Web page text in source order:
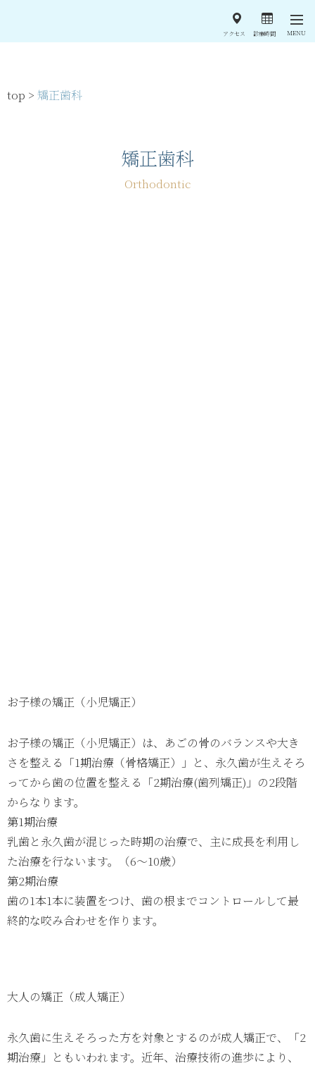
アクセス 診療時間 MENU
top > 矯正歯科
矯正歯科
Orthodontic
お子様の矯正（小児矯正）
お子様の矯正（小児矯正）は、あごの骨のバランスや大き
さを整える「1期治療（骨格矯正）」と、永久歯が生えそろ
ってから歯の位置を整える「2期治療(歯列矯正)」の2段階
からなります。
第1期治療
乳歯と永久歯が混じった時期の治療で、主に成長を利用し
た治療を行ないます。（6～10歳）
第2期治療
歯の1本1本に装置をつけ、歯の根までコントロールして最
終的な咬み合わせを作ります。
大人の矯正（成人矯正）
永久歯に生えそろった方を対象とするのが成人矯正で、「2
期治療」ともいわれます。近年、治療技術の進歩により、